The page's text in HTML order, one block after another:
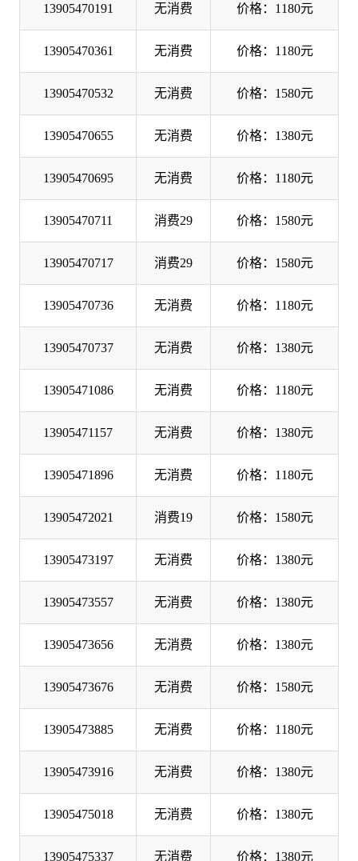
13905470191 无消费 价格：1180元
13905470361 无消费 价格：1180元
13905470532 无消费 价格：1580元
13905470655 无消费 价格：1380元
13905470695 无消费 价格：1180元
13905470711 消费29 价格：1580元
13905470717 消费29 价格：1580元
13905470736 无消费 价格：1180元
13905470737 无消费 价格：1380元
13905471086 无消费 价格：1180元
13905471157 无消费 价格：1380元
13905471896 无消费 价格：1180元
13905472021 消费19 价格：1580元
13905473197 无消费 价格：1380元
13905473557 无消费 价格：1380元
13905473656 无消费 价格：1380元
13905473676 无消费 价格：1580元
13905473885 无消费 价格：1180元
13905473916 无消费 价格：1380元
13905475018 无消费 价格：1380元
13905475337 无消费 价格：1380元